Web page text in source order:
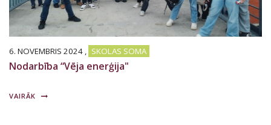
6. NOVEMBRIS 2024 , SKOLAS SOMA
Nodarbība “Vēja enerģija"
VAIRĀK